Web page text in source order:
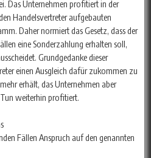
Das Unternehmen profitiert in der
Handelsvertreter aufgebauten
Daher normiert das Gesetz, dass der
eine Sonderzahlung erhalten soll,
Grundgedanke dieser
einen Ausgleich dafür zukommen zu
erhält, das Unternehmen aber
weiterhin profitiert.
Fällen Anspruch auf den genannten